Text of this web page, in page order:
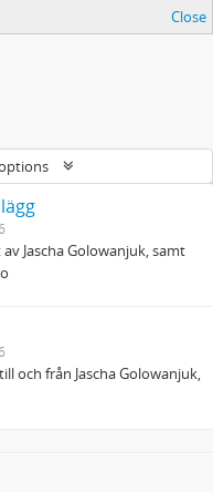
Close
Jascha Golowanjuk, samt
och från Jascha Golowanjuk,